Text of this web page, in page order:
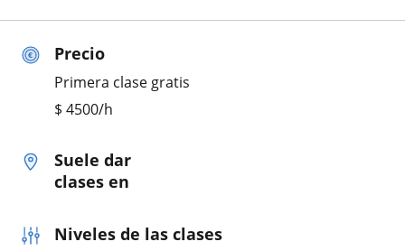
Precio
Primera clase gratis
$ 4500/h
Suele dar
clases en
Niveles de las clases